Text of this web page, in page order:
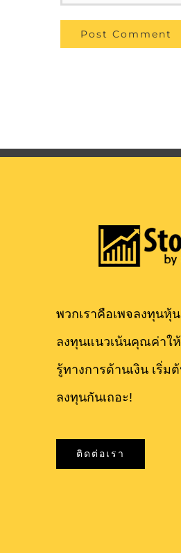
พวกเราคือเพจลงทุนหุ้
ลงทุนแนวเน้นคุณค่าใ
รู้ทางการด้านเงิน เริ่
ลงทุนกันเถอะ!
ติดต่อเรา